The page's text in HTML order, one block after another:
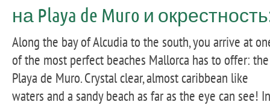
на Playa de Muro и
Along the bay of Alcudia to the south, you arrive at
of the most perfect beaches Mallorca has to offer: the
Playa de Muro. Crystal clear, almost caribbean like
waters and a sandy beach as far as the eye can see! In